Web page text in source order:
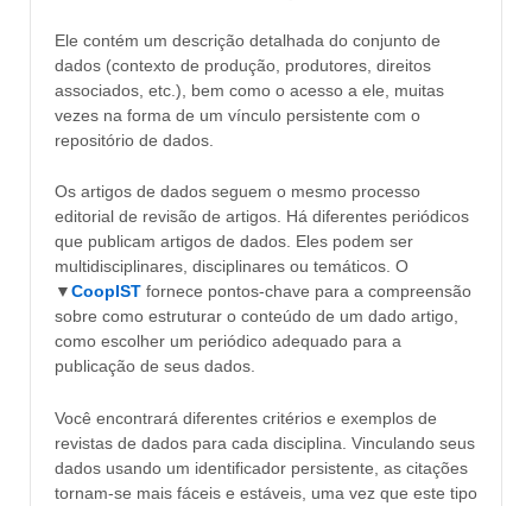
Ele contém um descrição detalhada do conjunto de
dados (contexto de produção, produtores, direitos
associados, etc.), bem como o acesso a ele, muitas
vezes na forma de um vínculo persistente com o
repositório de dados.
Os artigos de dados seguem o mesmo processo
editorial de revisão de artigos. Há diferentes periódicos
que publicam artigos de dados. Eles podem ser
multidisciplinares, disciplinares ou temáticos. O
▼CoopIST fornece pontos-chave para a compreensão
sobre como estruturar o conteúdo de um dado artigo,
como escolher um periódico adequado para a
publicação de seus dados.
Você encontrará diferentes critérios e exemplos de
revistas de dados para cada disciplina. Vinculando seus
dados usando um identificador persistente, as citações
tornam-se mais fáceis e estáveis, uma vez que este tipo